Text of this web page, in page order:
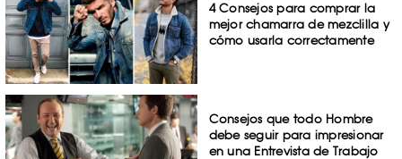
4 Consejos para comprar la
mejor chamarra de mezclilla y
cómo usarla correctamente
Consejos que todo Hombre
debe seguir para impresionar
en una Entrevista de Trabajo